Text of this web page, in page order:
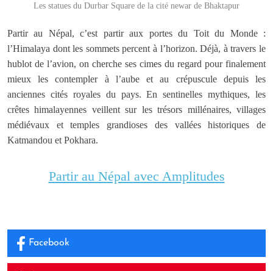
Les statues du Durbar Square de la cité newar de Bhaktapur
Partir au Népal, c’est partir aux portes du Toit du Monde :
l’Himalaya dont les sommets percent à l’horizon. Déjà, à travers le
hublot de l’avion, on cherche ses cimes du regard pour finalement
mieux les contempler à l’aube et au crépuscule depuis les
anciennes cités royales du pays. En sentinelles mythiques, les
crêtes himalayennes veillent sur les trésors millénaires, villages
médiévaux et temples grandioses des vallées historiques de
Katmandou et Pokhara.
Partir au Népal avec Amplitudes
Facebook